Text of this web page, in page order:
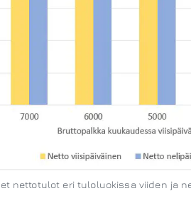
nettotulot eri tuloluokissa viiden ja